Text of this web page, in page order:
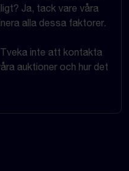
Ja, tack vare våra
alla dessa faktorer.
inte att kontakta
auktioner och hur det